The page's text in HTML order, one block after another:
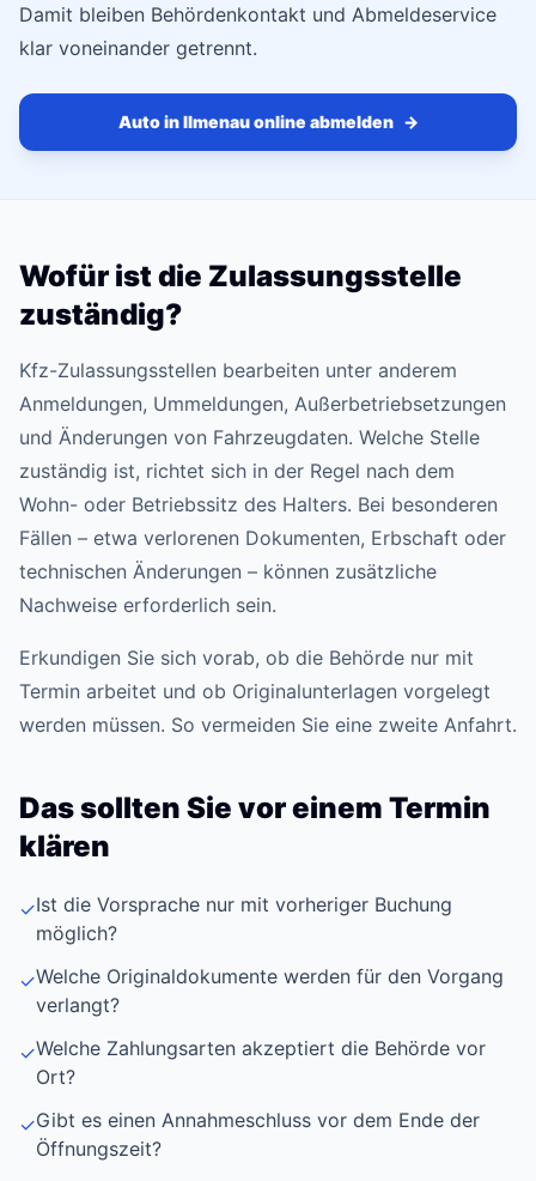
Damit bleiben Behördenkontakt und Abmeldeservice
klar voneinander getrennt.
Auto in Ilmenau online abmelden →
Wofür ist die Zulassungsstelle
zuständig?
Kfz-Zulassungsstellen bearbeiten unter anderem
Anmeldungen, Ummeldungen, Außerbetriebsetzungen
und Änderungen von Fahrzeugdaten. Welche Stelle
zuständig ist, richtet sich in der Regel nach dem
Wohn- oder Betriebssitz des Halters. Bei besonderen
Fällen – etwa verlorenen Dokumenten, Erbschaft oder
technischen Änderungen – können zusätzliche
Nachweise erforderlich sein.
Erkundigen Sie sich vorab, ob die Behörde nur mit
Termin arbeitet und ob Originalunterlagen vorgelegt
werden müssen. So vermeiden Sie eine zweite Anfahrt.
Das sollten Sie vor einem Termin
klären
✓Ist die Vorsprache nur mit vorheriger Buchung
möglich?
✓Welche Originaldokumente werden für den Vorgang
verlangt?
✓Welche Zahlungsarten akzeptiert die Behörde vor
Ort?
✓Gibt es einen Annahmeschluss vor dem Ende der
Öffnungszeit?